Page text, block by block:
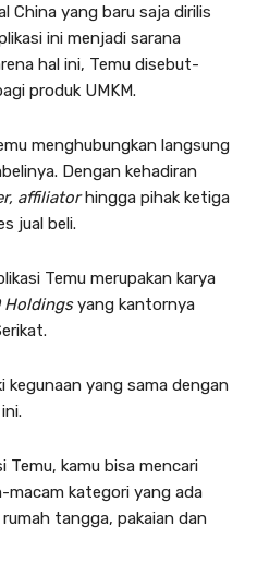
China yang baru saja dirilis
ini menjadi sarana
hal ini, Temu disebut-
produk UMKM.
menghubungkan langsung
Dengan kehadiran
affiliatorhingga pihak ketiga
jual beli.
Temu merupakan karya
Holdingsyang kantornya
kegunaan yang sama dengan
Temu, kamu bisa mencari
macam kategori yang ada
tangga, pakaian dan